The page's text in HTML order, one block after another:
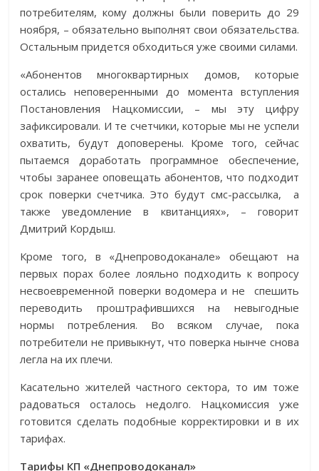
потребителям, кому должны были поверить до 29
ноября, – обязательно выполнят свои обязательства.
Остальным придется обходиться уже своими силами.
«Абонентов многоквартирных домов, которые
остались неповеренными до момента вступления
Постановления Нацкомиссии, – мы эту цифру
зафиксировали. И те счетчики, которые мы не успели
охватить, будут доповерены. Кроме того, сейчас
пытаемся доработать программное обеспечение,
чтобы заранее оповещать абонентов, что подходит
срок поверки счетчика. Это будут смс-рассылка, а
также уведомление в квитанциях», – говорит
Дмитрий Кордыш.
Кроме того, в «Днепроводоканале» обещают на
первых порах более лояльно подходить к вопросу
несвоевременной поверки водомера и не спешить
переводить проштрафившихся на невыгодные
нормы потребления. Во всяком случае, пока
потребители не привыкнут, что поверка нынче снова
легла на их плечи.
Касательно жителей частного сектора, то им тоже
радоваться осталось недолго. Нацкомиссия уже
готовится сделать подобные корректировки и в их
тарифах.
Тарифы КП «Днепроводоканал»